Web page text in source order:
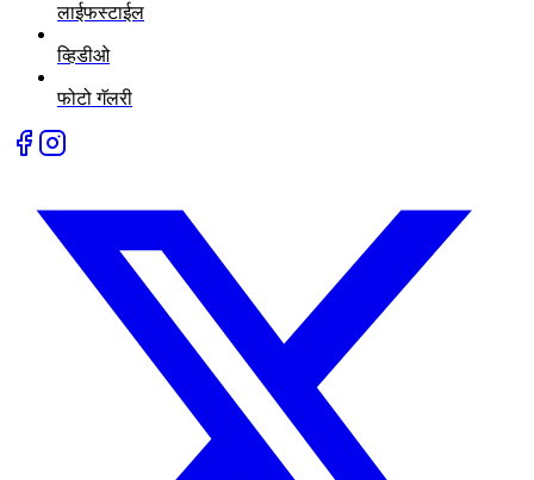
लाईफस्टाईल
व्हिडीओ
फोटो गॅलरी